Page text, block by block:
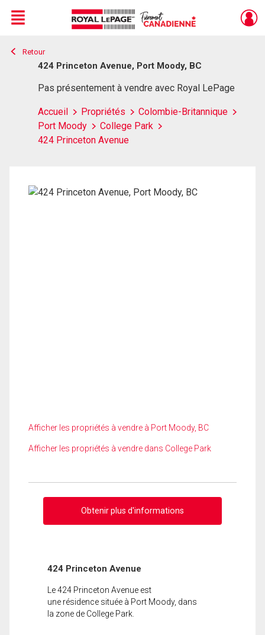
Live
En Direct
Menu
Retour
424 Princeton Avenue, Port Moody, BC
Pas présentement à vendre avec Royal LePage
Accueil Propriétés
Colombie-Britannique
Port Moody
College Park
424 Princeton Avenue
Afficher les propriétés à vendre à Port Moody, BC
Afficher les propriétés à vendre dans College Park
Obtenir plus d'informations
424 Princeton Avenue
Le 424 Princeton Avenue est
une résidence située à Port Moody, dans
la zone de College Park.